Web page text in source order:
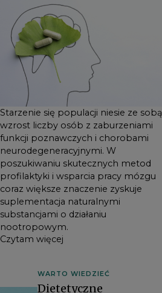
nootropowym.
Starzenie się populacji niesie ze sobą
wzrost liczby osób z zaburzeniami
funkcji poznawczych i chorobami
neurodegeneracyjnymi. W
poszukiwaniu skutecznych metod
profilaktyki i wsparcia pracy mózgu
coraz większe znaczenie zyskuje
suplementacja naturalnymi
substancjami o działaniu
nootropowym.
Czytam więcej
WARTO WIEDZIEĆ
Dietetyczne